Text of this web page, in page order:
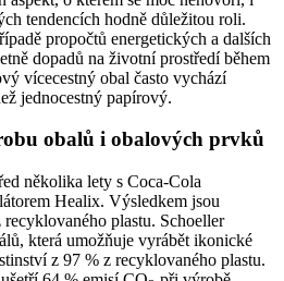
tendencích hodně důležitou roli.
propočtů energetických a dalších
dopadů na životní prostředí během
vícecestný obal často vychází
jednocestný papírový.
obalů i obalových prvků
několika lety s Coca-Cola
Healix. Výsledkem jsou
plastu. Schoeller
která umožňuje vyrábět ikonické
z 97 % z recyklovaného plastu.